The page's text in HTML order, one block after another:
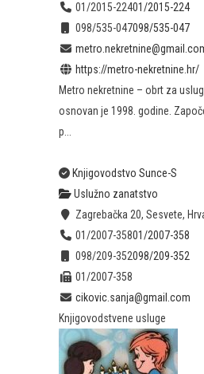
01/2015-22401/2015-224
098/535-047098/535-047
https://metro-nekretnine.hr/
Metro nekretnine – obrt za
osnovan je 1998. godine.
p...
Knjigovodstvo Sunce-S
Uslužno zanatstvo
Zagrebačka 20, Sesvete,
01/2007-35801/2007-358
098/209-352098/209-352
01/2007-358
cikovic.sanja@gmail.com
Knjigovodstvene usluge